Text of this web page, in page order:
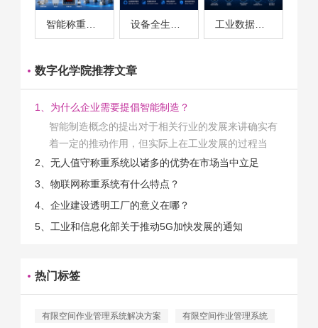
智能称重系统案例 设备全生命周期管理案例 工业数据采集与设备监控案例
数字化学院推荐文章
1、为什么企业需要提倡智能制造？
智能制造概念的提出对于相关行业的发展来讲确实有
着一定的推动作用，但实际上在工业发展的过程当
中，能够推动相关产业发展的具体结束是非常的多
的。那么为什么企业一定需要...
2、无人值守称重系统以诸多的优势在市场当中立足
3、物联网称重系统有什么特点？
4、企业建设透明工厂的意义在哪？
5、工业和信息化部关于推动5G加快发展的通知
热门标签
有限空间作业管理系统解决方案 有限空间作业管理系统